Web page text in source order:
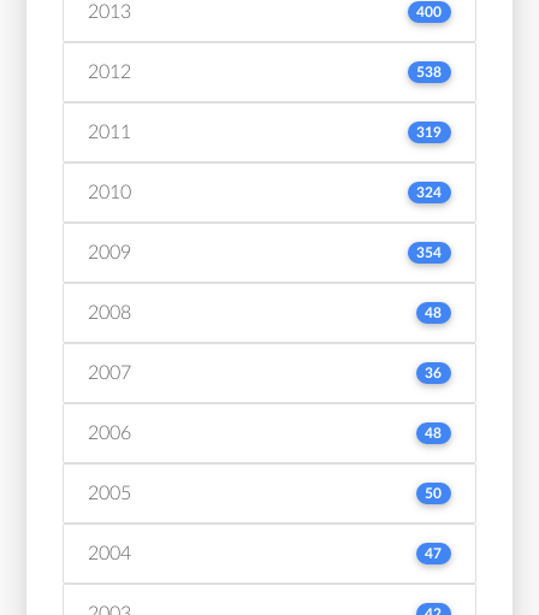
2013 400
2012 538
2011 319
2010 324
2009 354
2008 48
2007 36
2006 48
2005 50
2004 47